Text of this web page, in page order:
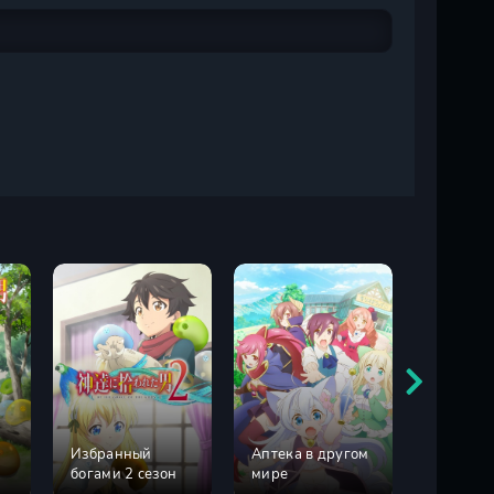
Избранный
богами 2 сезон
Аптека в другом
мире